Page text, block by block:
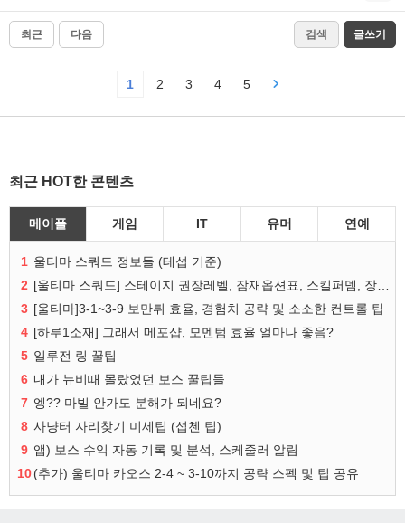
최근 다음 검색 글쓰기
1 2 3 4 5
최근 HOT한 콘텐츠
메이플 게임 IT 유머 연예
1 울티마 스쿼드 정보들 (테섭 기준)
2
3 [울티마]3-1~3-9 보만튀 효율, 경험치 공략 및 소소한 컨트롤 팁
4 [하루1소재] 그래서 메포샵, 모멘텀 효율 얼마나 좋음?
5 일루전 링 꿀팁
6 내가 뉴비때 몰랐었던 보스 꿀팁들
7 엥?? 마빌 안가도 분해가 되네요?
8 사냥터 자리찾기 미세팁 (섭첸 팁)
9 앱) 보스 수익 자동 기록 및 분석, 스케줄러 알림
10(추가) 울티마 카오스 2-4 ~ 3-10까지 공략 스펙 및 팁 공유